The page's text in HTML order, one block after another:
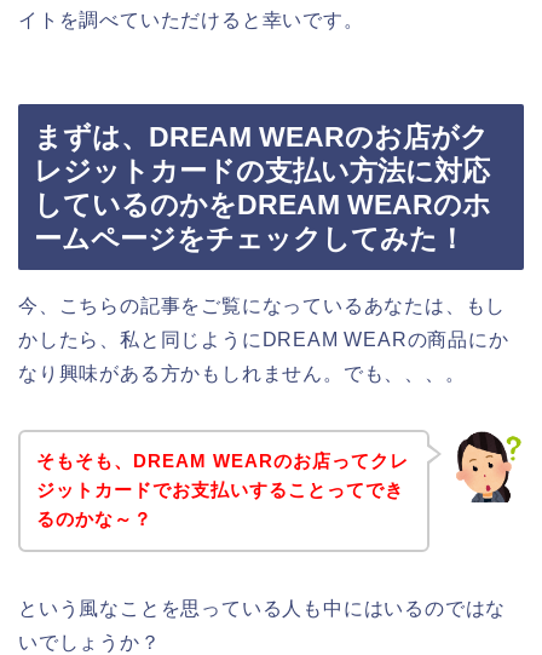
イトを調べていただけると幸いです。
まずは、DREAM WEARのお店がク
レジットカードの支払い方法に対応
しているのかをDREAM WEARのホ
ームページをチェックしてみた！
今、こちらの記事をご覧になっているあなたは、もし
かしたら、私と同じようにDREAM WEARの商品にか
なり興味がある方かもしれません。でも、、、。
そもそも、DREAM WEARのお店ってクレ
ジットカードでお支払いすることってでき
るのかな～？
という風なことを思っている人も中にはいるのではな
いでしょうか？